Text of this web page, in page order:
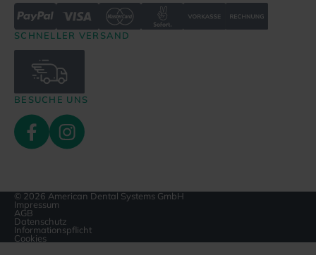
SCHNELLER VERSAND
BESUCHE UNS
© 2026 American Dental Systems GmbH
Impressum
AGB
Datenschutz
Informationspflicht
Cookies